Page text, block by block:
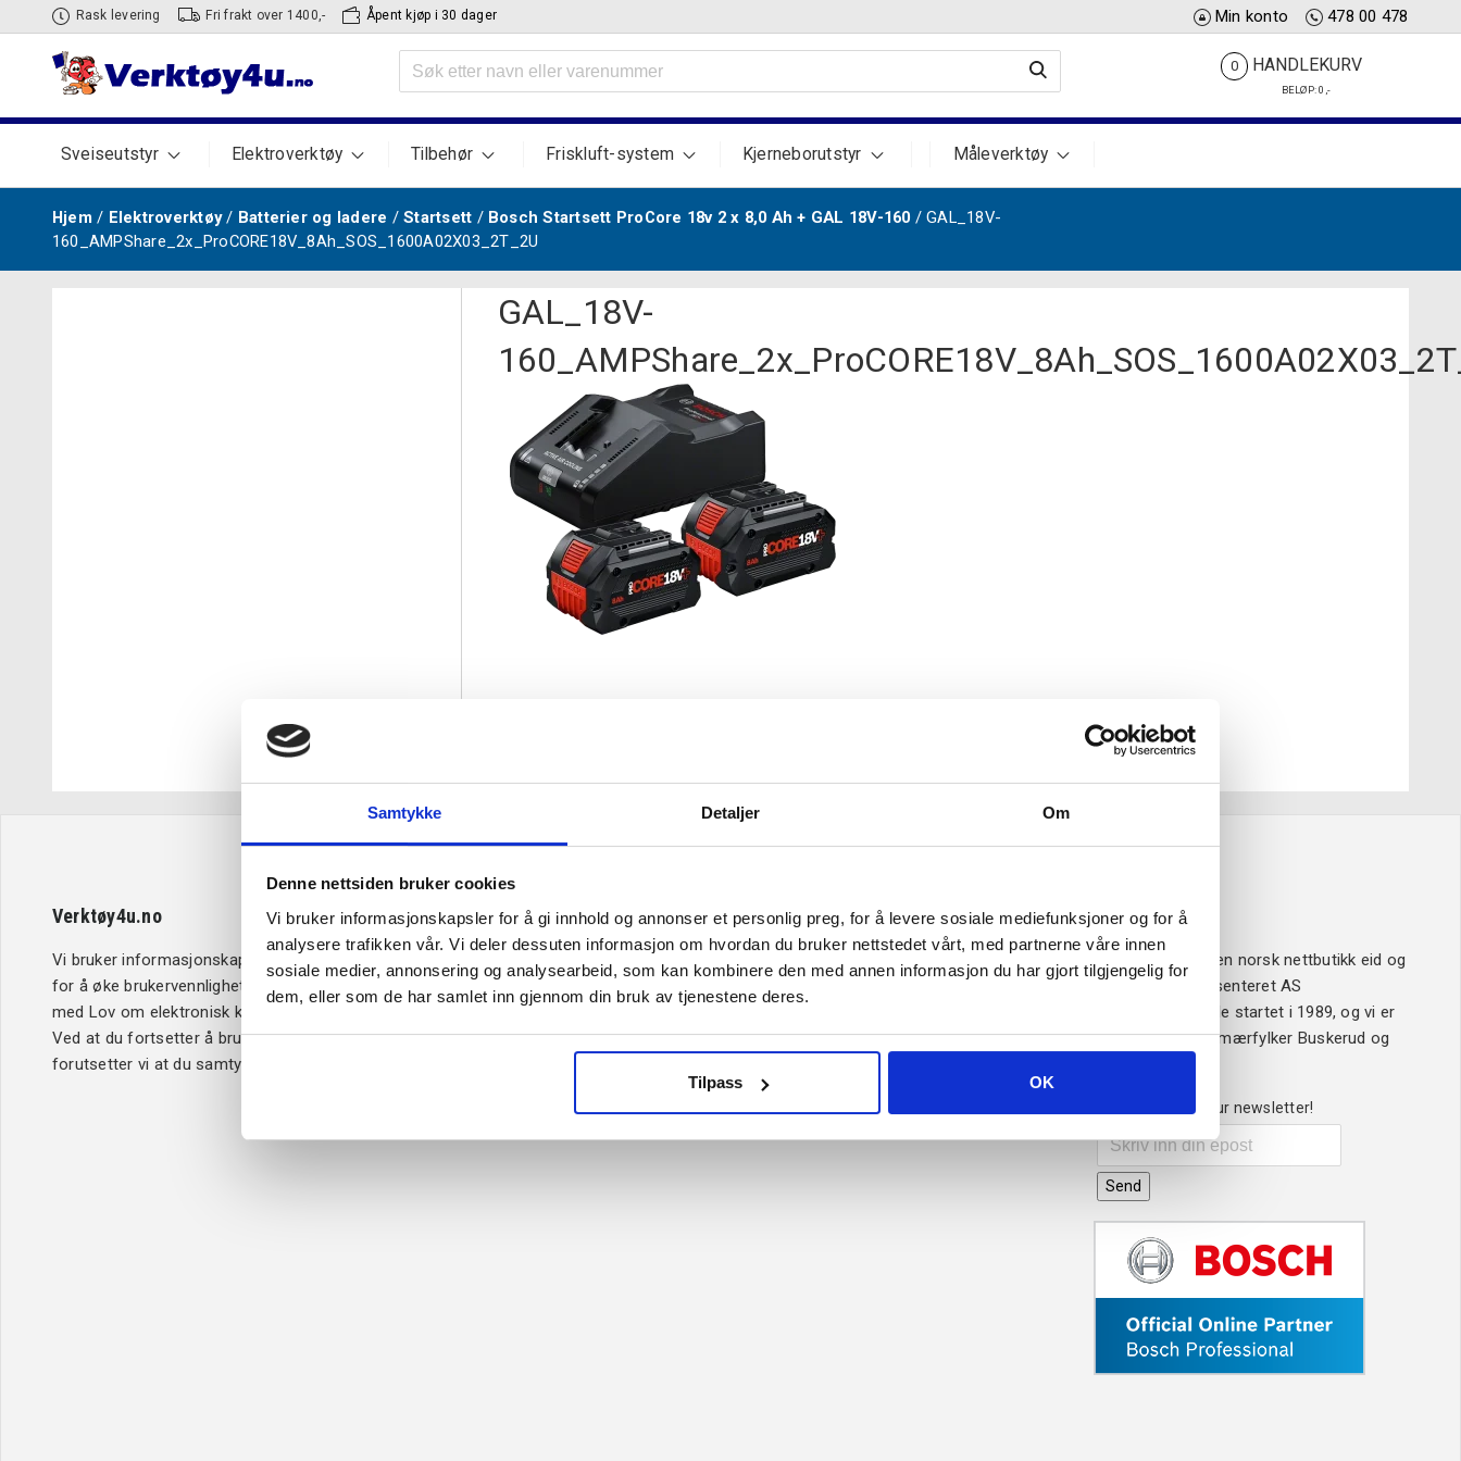
Samtykke Detaljer Om
Denne nettsiden bruker cookies
Vi bruker informasjonskapsler for å gi innhold og annonser et personlig preg, for å levere sosiale mediefunksjoner og for å
analysere trafikken vår. Vi deler dessuten informasjon om hvordan du bruker nettstedet vårt, med partnerne våre innen
sosiale medier, annonsering og analysearbeid, som kan kombinere den med annen informasjon du har gjort tilgjengelig for
dem, eller som de har samlet inn gjennom din bruk av tjenestene deres.
Tilpass OK
til
innhold
Rask levering Fri frakt over 1400,- Åpent kjøp i 30 dager Min konto 478 00 478
Søk
etter:
0 HANDLEKURV
BELØP:0 ,-
Sveiseutstyr Elektroverktøy Tilbehør Friskluft-system Kjerneborutstyr Måleverktøy
Hjem / Elektroverktøy/ Batterier og ladere /Startsett / Bosch Startsett ProCore 18v 2 x 8,0 Ah + GAL 18V-160 / GAL_18V-
160_AMPShare_2x_ProCORE18V_8Ah_SOS_1600A02X03_2T_2U
GAL_18V-
Verktøy4u.no
Vi bruker informasjonskapsler (cookies)
for å øke brukervennligheten i samsvar
med Lov om elektronisk kommunikasjon.
Ved at du fortsetter å bruke Verktøy4u.no,
forutsetter vi at du samtykker til dette.
Kundeservice
Retur og bytte
Betaling
Kjøpsbetingelser
Leveringsinformasjon
Informasjon
Om Verktøy4u.no
Merker
Min konto
Om oss
Verktøy4u.no er en norsk nettbutikk eid og
drevet av Sveisesenteret AS
Sveisesenteret ble startet i 1989, og vi er
ledende i våre primærfylker Buskerud og
Sign up for our newsletter!
Send